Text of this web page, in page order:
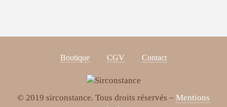
Boutique CGV Contact
© 2019 sirconstance. Tous droits réservés – Mentions